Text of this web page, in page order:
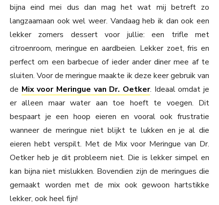
bijna eind mei dus dan mag het wat mij betreft zo
langzaamaan ook wel weer. Vandaag heb ik dan ook een
lekker zomers dessert voor jullie: een trifle met
citroenroom, meringue en aardbeien. Lekker zoet, fris en
perfect om een barbecue of ieder ander diner mee af te
sluiten. Voor de meringue maakte ik deze keer gebruik van
de Mix voor Meringue van Dr. Oetker. Ideaal omdat je
er alleen maar water aan toe hoeft te voegen. Dit
bespaart je een hoop eieren en vooral ook frustratie
wanneer de meringue niet blijkt te lukken en je al die
eieren hebt verspilt. Met de Mix voor Meringue van Dr.
Oetker heb je dit probleem niet. Die is lekker simpel en
kan bijna niet mislukken. Bovendien zijn de meringues die
gemaakt worden met de mix ook gewoon hartstikke
lekker, ook heel fijn!